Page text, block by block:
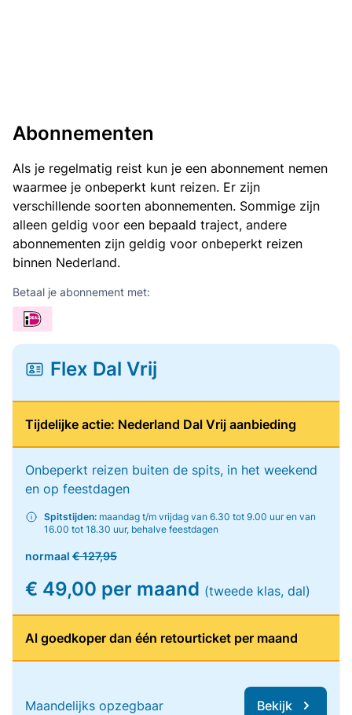
Abonnementen
Als je regelmatig reist kun je een abonnement nemen
waarmee je onbeperkt kunt reizen. Er zijn
verschillende soorten abonnementen. Sommige zijn
alleen geldig voor een bepaald traject, andere
abonnementen zijn geldig voor onbeperkt reizen
binnen Nederland.
Betaal je abonnement met:
Flex Dal Vrij
Tijdelijke actie: Nederland Dal Vrij aanbieding
Onbeperkt reizen buiten de spits, in het weekend
en op feestdagen
Spitstijden: maandag t/m vrijdag van 6.30 tot 9.00 uur en van
16.00 tot 18.30 uur, behalve feestdagen
normaal € 127,95
€ 49,00 per maand (tweede klas, dal)
Al goedkoper dan één retourticket per maand
Maandelijks opzegbaar Bekijk